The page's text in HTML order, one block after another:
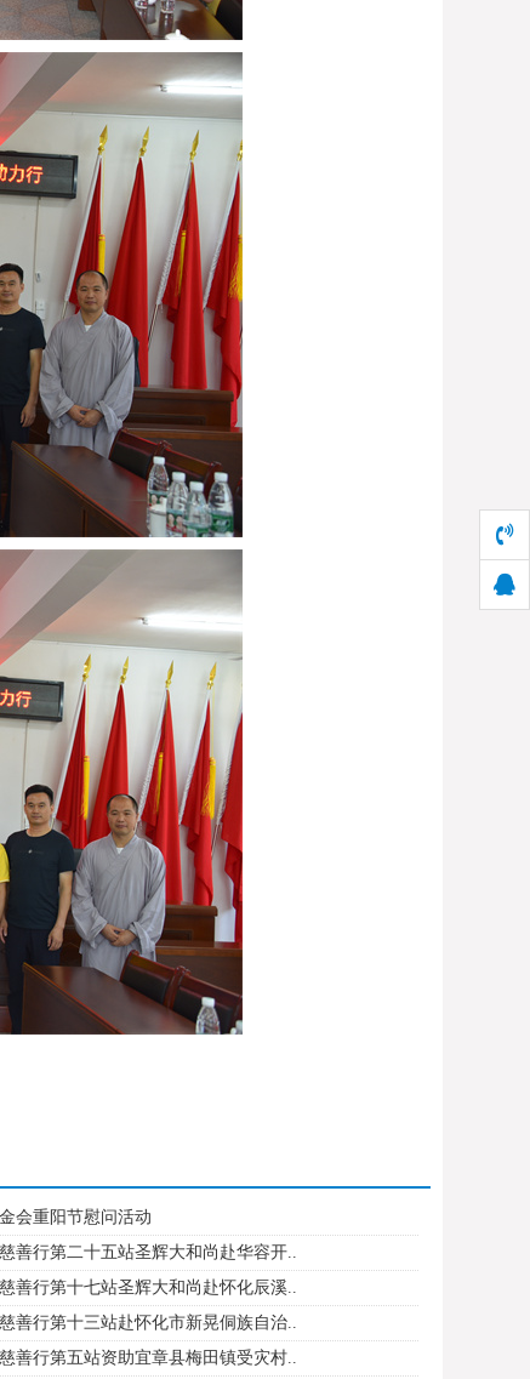
会重阳节慰问活动
善行第二十五站圣辉大和尚赴华容开..
善行第十七站圣辉大和尚赴怀化辰溪..
善行第十三站赴怀化市新晃侗族自治..
善行第五站资助宜章县梅田镇受灾村..